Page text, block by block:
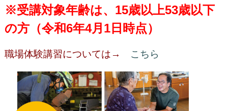
※受講対象年齢は、15歳以上53歳以下
の方（令和6年4月1日時点）
職場体験講習については→ こちら